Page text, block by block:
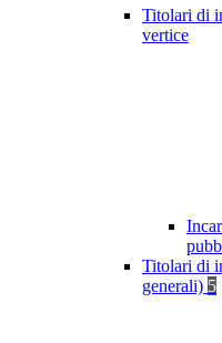
Titolari di
vertice
Titolari di
generali) 5